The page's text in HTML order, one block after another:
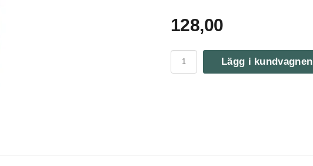
128,00
Lägg i kundvagnen